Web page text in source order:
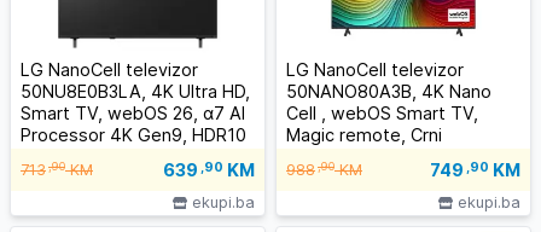
LG NanoCell televizor
50NU8E0B3LA, 4K Ultra HD,
Smart TV, webOS 26, α7 AI
Processor 4K Gen9, HDR10
713,90KM 639 ,90 KM
ekupi.ba
LG NanoCell televizor
50NANO80A3B, 4K Nano
Cell , webOS Smart TV,
Magic remote, Crni
988,90KM 749 ,90 KM
ekupi.ba